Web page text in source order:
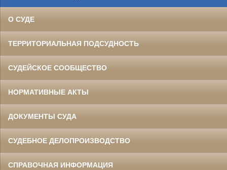
О СУДЕ
ТЕРРИТОРИАЛЬНАЯ ПОДСУДНОСТЬ
СУДЕЙСКОЕ СООБЩЕСТВО
НОРМАТИВНЫЕ АКТЫ
ДОКУМЕНТЫ СУДА
СУДЕБНОЕ ДЕЛОПРОИЗВОДСТВО
СПРАВОЧНАЯ ИНФОРМАЦИЯ